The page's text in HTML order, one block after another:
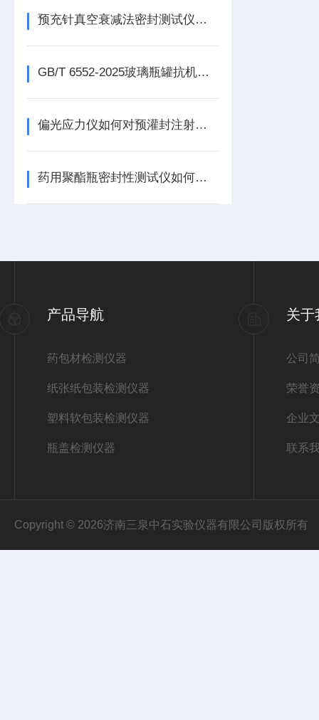
预充针真空衰减法密封测试仪如何实现无损检测？真空衰减法
GB/T 6552-2025玻璃瓶罐抗机械冲击试验机
偏光应力仪如何对预灌封注射器用硼硅玻璃针管进行内应力检测？
药用聚酯瓶密封性测试仪如何保障包装质量？密封检测是关键环节
产品导航
药包材检测仪器
纸张纸包装检测仪器
塑料软包装检测仪器
瓶盖检测仪器
关于
公司
荣誉
企业
联系
Copyright © 2026济南三泉中石实验仪器有限公司版权所有